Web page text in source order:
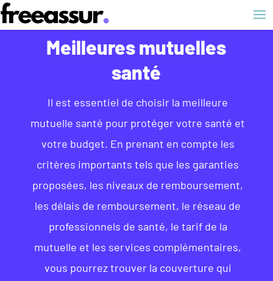
Meilleures mutuelles
santé
Il est essentiel de choisir la meilleure
mutuelle santé pour protéger votre santé et
votre budget. En prenant en compte les
critères importants tels que les garanties
proposées, les niveaux de remboursement,
les délais de remboursement, le réseau de
professionnels de santé, le tarif de la
mutuelle et les services complémentaires,
vous pourrez trouver la couverture qui